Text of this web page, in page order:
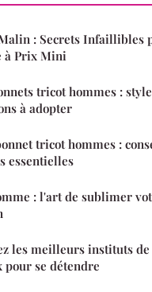
: Secrets Infaillibles
à Prix Mini
tricot hommes :
à adopter
tricot hommes :
essentielles
: l'art de sublimer
les meilleurs instituts de
pour se détendre